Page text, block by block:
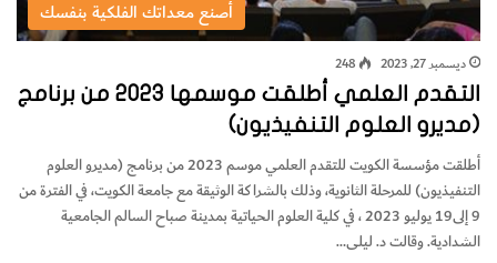
أصنع معداتك الفلكية بنفسك
ديسمبر 27, 2023 248
التقدم العلمي أطلقت موسمها 2023 من برنامج
(مديرو العلوم التنفيذيون)
أطلقت مؤسسة الكويت للتقدم العلمي موسم 2023 من برنامج (مديرو العلوم
التنفيذيون) للمرحلة الثانوية، وذلك بالشراكة الوثيقة مع جامعة الكويت، في الفترة من
9 إلى19 يوليو 2023 ، في كلية العلوم الحياتية بمدينة صباح السالم الجامعية
الشدادية. وقالت د. ليلى…